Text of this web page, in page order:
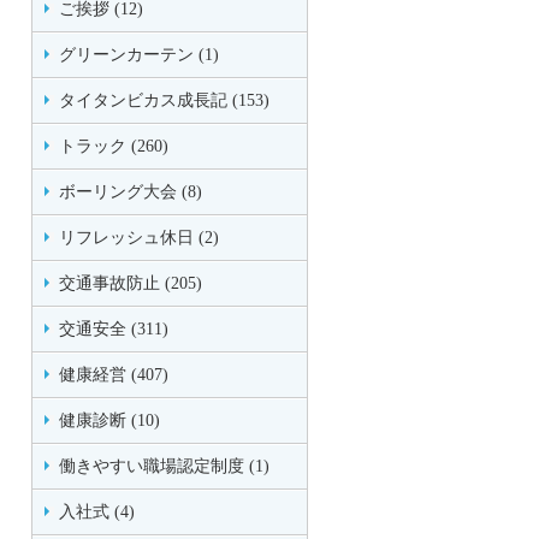
ご挨拶 (12)
グリーンカーテン (1)
タイタンビカス成長記 (153)
トラック (260)
ボーリング大会 (8)
リフレッシュ休日 (2)
交通事故防止 (205)
交通安全 (311)
健康経営 (407)
健康診断 (10)
働きやすい職場認定制度 (1)
入社式 (4)